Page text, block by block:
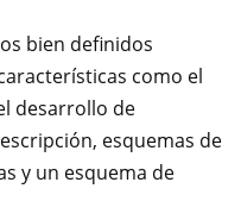
bien definidos
como el
desarrollo de
esquemas de
y un esquema de